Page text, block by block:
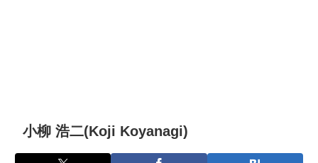
小柳 浩二(Koji Koyanagi)